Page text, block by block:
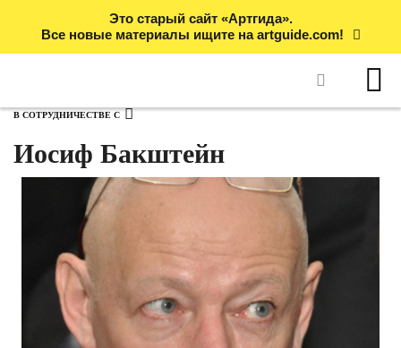
Это старый сайт «Артгида».
Все новые материалы ищите на artguide.com!
В СОТРУДНИЧЕСТВЕ С
Иосиф Бакштейн